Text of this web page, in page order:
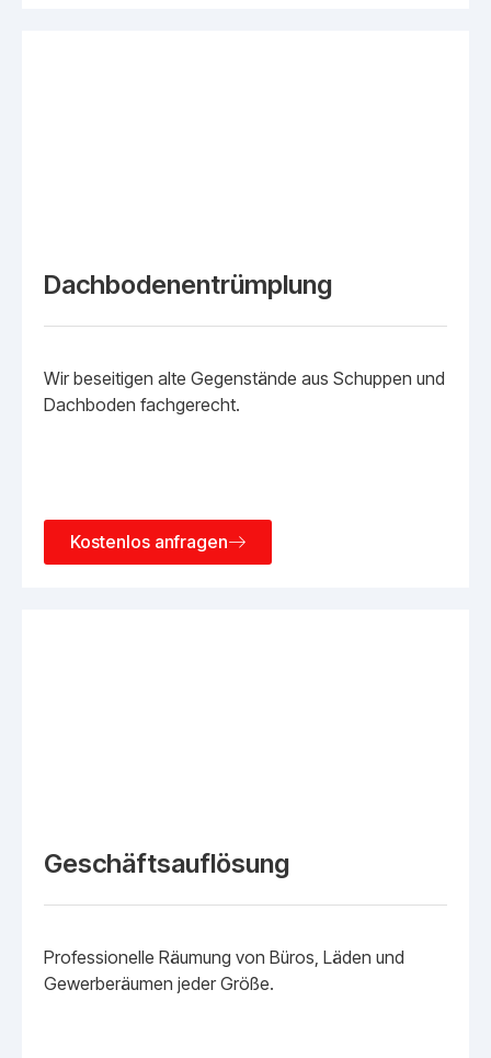
Dachbodenentrümplung
Wir beseitigen alte Gegenstände aus Schuppen und
Dachboden fachgerecht.
Kostenlos anfragen
Geschäftsauflösung
Professionelle Räumung von Büros, Läden und
Gewerberäumen jeder Größe.